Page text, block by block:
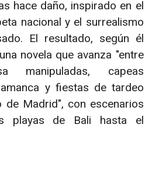
hace daño, inspirado en el
nacional y el surrealismo
El resultado, según él
novela que avanza "entre
manipuladas, capeas
y fiestas de tardeo
de Madrid", con escenarios
playas de Bali hasta el